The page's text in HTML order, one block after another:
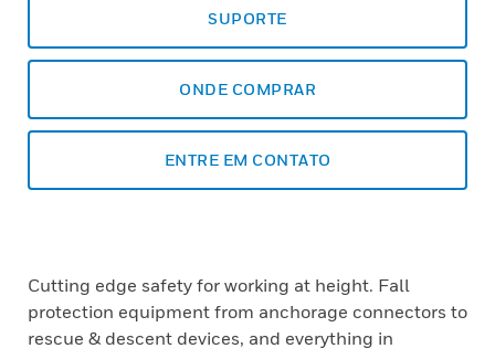
SUPORTE
ONDE COMPRAR
ENTRE EM CONTATO
Cutting edge safety for working at height. Fall
protection equipment from anchorage connectors to
rescue & descent devices, and everything in